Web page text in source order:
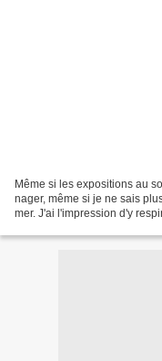
Même si les expositions au
nager, même si je ne sais
mer. J'ai l'impression d'y